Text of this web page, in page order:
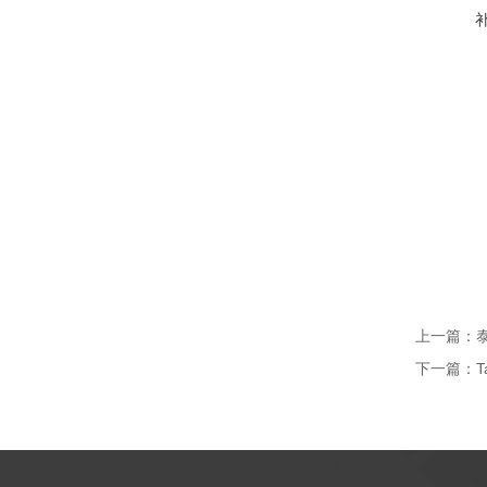
上一篇：
下一篇：